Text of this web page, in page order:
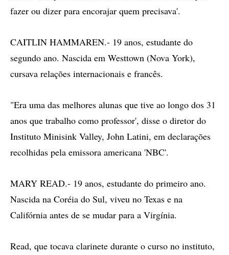
fazer ou dizer para encorajar quem precisava'.
CAITLIN HAMMAREN.- 19 anos, estudante do
segundo ano. Nascida em Westtown (Nova York),
cursava relações internacionais e francês.
"Era uma das melhores alunas que tive ao longo dos 31
anos que trabalho como professor', disse o diretor do
Instituto Minisink Valley, John Latini, em declarações
recolhidas pela emissora americana 'NBC'.
MARY READ.- 19 anos, estudante do primeiro ano.
Nascida na Coréia do Sul, viveu no Texas e na
Califórnia antes de se mudar para a Virgínia.
Read, que tocava clarinete durante o curso no instituto,